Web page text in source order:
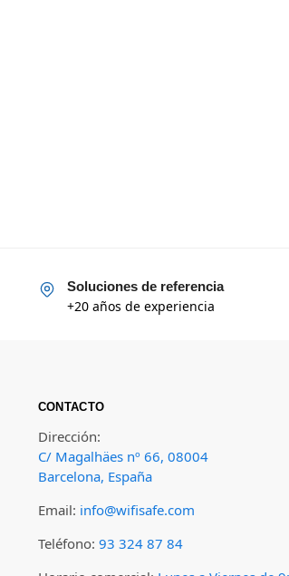
Soluciones de referencia
+20 años de experiencia
CONTACTO
Dirección:
C/ Magalhäes nº 66, 08004
Barcelona, España
Email: info@wifisafe.com
Teléfono: 93 324 87 84